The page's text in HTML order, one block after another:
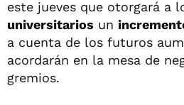
este jueves que otorgará a
universitarios un
a cuenta de los futuros
acordarán en la mesa de
gremios.